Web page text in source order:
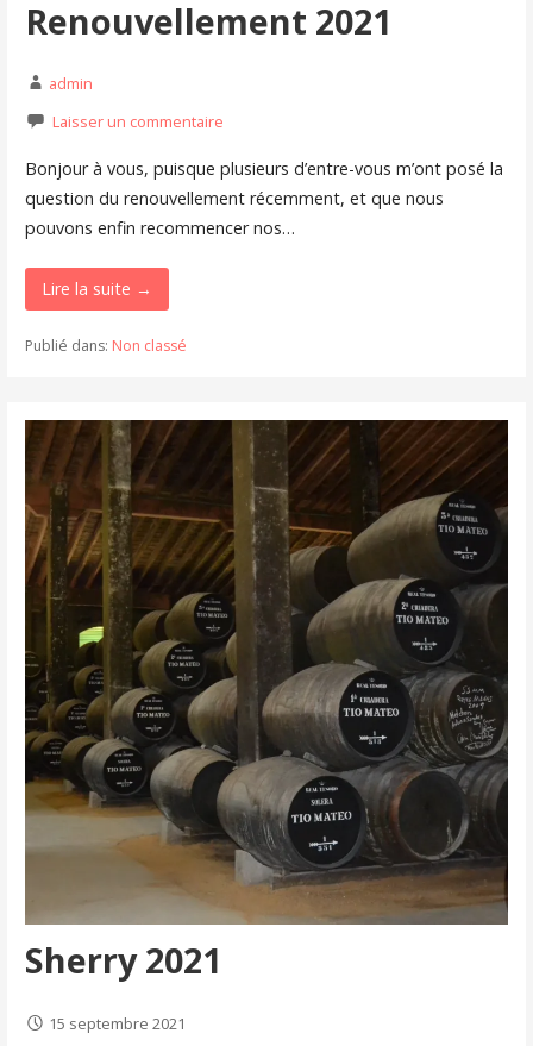
Renouvellement 2021
admin
Laisser un commentaire
Bonjour à vous, puisque plusieurs d’entre-vous m’ont posé la
question du renouvellement récemment, et que nous
pouvons enfin recommencer nos…
Lire la suite →
Publié dans: Non classé
Sherry 2021
15 septembre 2021